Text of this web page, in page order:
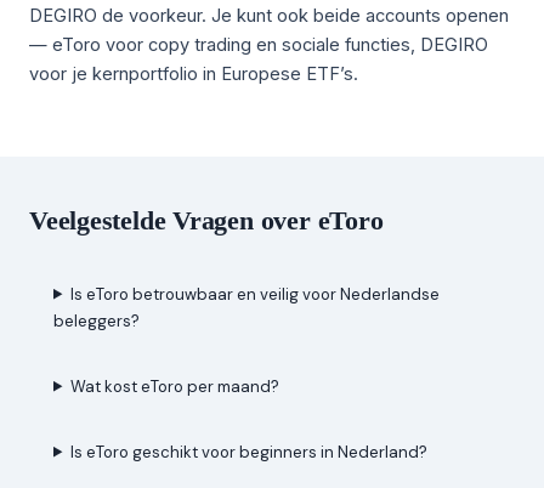
DEGIRO de voorkeur. Je kunt ook beide accounts openen
— eToro voor copy trading en sociale functies, DEGIRO
voor je kernportfolio in Europese ETF’s.
Veelgestelde Vragen over eToro
Is eToro betrouwbaar en veilig voor Nederlandse
beleggers?
Wat kost eToro per maand?
Is eToro geschikt voor beginners in Nederland?